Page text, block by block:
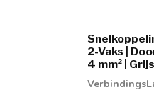
2-Vaks |
4 mm² |